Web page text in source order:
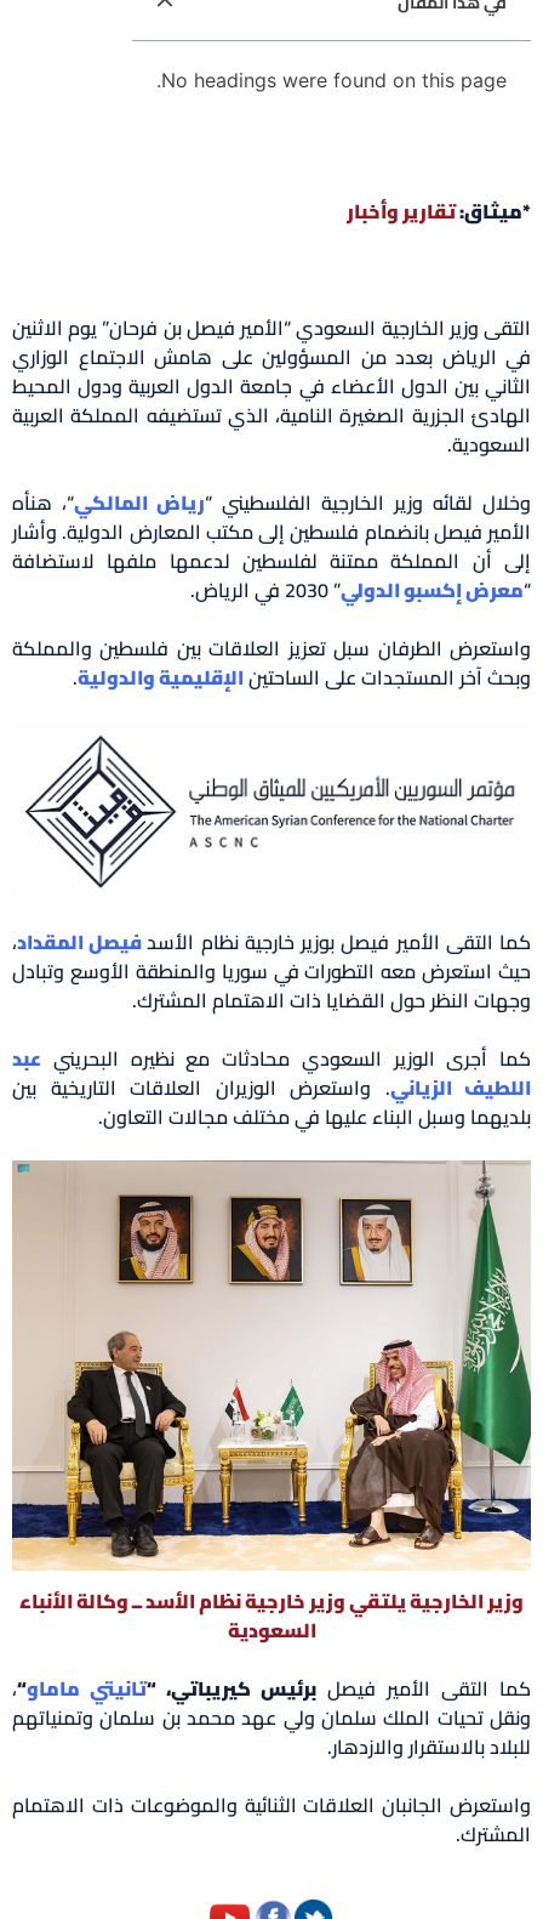
No headings were found on this page.
*ميثاق:تقارير وأخبار
التقى وزير الخارجية السعودي “الأمير فيصل بن فرحان” يوم الاثنين
في الرياض بعدد من المسؤولين على هامش الاجتماع الوزاري
الثاني بين الدول الأعضاء في جامعة الدول العربية ودول المحيط
الهادئ الجزرية الصغيرة النامية، الذي تستضيفه المملكة العربية
السعودية.
وخلال لقائه وزير الخارجية الفلسطيني “رياض المالكي“، هنأه
الأمير فيصل بانضمام فلسطين إلى مكتب المعارض الدولية. وأشار
إلى أن المملكة ممتنة لفلسطين لدعمها ملفها لاستضافة
“معرض إكسبو الدولي” 2030 في الرياض.
واستعرض الطرفان سبل تعزيز العلاقات بين فلسطين والمملكة
وبحث آخر المستجدات على الساحتينالإقليمية والدولية.
كما التقى الأمير فيصل بوزير خارجية نظام الأسدفيصل المقداد،
حيث استعرض معه التطورات في سوريا والمنطقة الأوسع وتبادل
وجهات النظر حول القضايا ذات الاهتمام المشترك.
كما أجرى الوزير السعودي محادثات مع نظيره البحريني عبد
اللطيف الزياني. واستعرض الوزيران العلاقات التاريخية بين
بلديهما وسبل البناء عليها في مختلف مجالات التعاون.
وزير الخارجية يلتقي وزير خارجية نظام الأسد ــ وكالة الأنباء
السعودية
كما التقى الأمير فيصل برئيس كيريباتي، “تانيتي ماماو“،
ونقل تحيات الملك سلمان ولي عهد محمد بن سلمان وتمنياتهم
للبلاد بالاستقرار والازدهار.
واستعرض الجانبان العلاقات الثنائية والموضوعات ذات الاهتمام
المشترك.